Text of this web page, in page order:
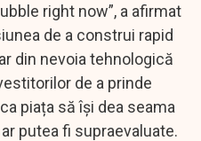
right now”, a afirmat
de a construi rapid
din nevoia tehnologică
de a prinde
piața să își dea seama
putea fi supraevaluate.